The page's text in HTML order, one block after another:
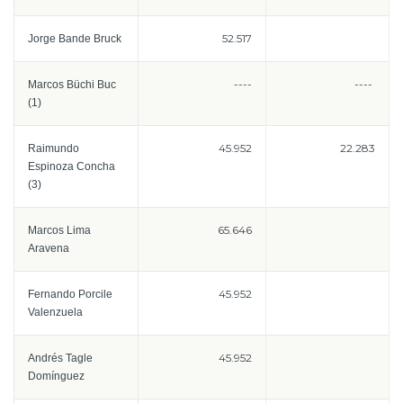
Acceso trabajadores/as
Jorge Bande Bruck 52.517
Marcos Büchi Buc
(1)
---- ----
Raimundo
Espinoza Concha
(3)
45.952 22.283
Marcos Lima
Aravena
65.646
Fernando Porcile
Valenzuela
45.952
Andrés Tagle
Domínguez
45.952